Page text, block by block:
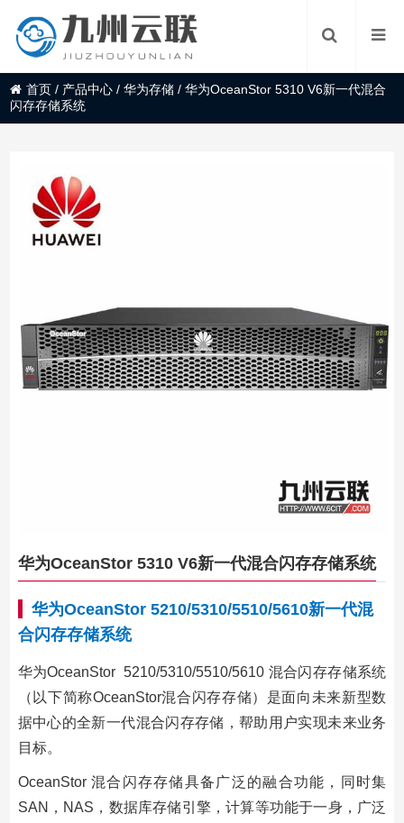
首页 / 产品中心 /华为存储 /华为OceanStor 5310 V6新一代混合
闪存存储系统
华为OceanStor 5310 V6新一代混合闪存存储系统
华为OceanStor 5210/5310/5510/5610新一代混
合闪存存储系统
华为OceanStor 5210/5310/5510/5610 混合闪存存储系统
（以下简称OceanStor混合闪存存储）是面向未来新型数
据中心的全新一代混合闪存存储，帮助用户实现未来业务
目标。
OceanStor 混合闪存存储具备广泛的融合功能，同时集
SAN，NAS，数据库存储引擎，计算等功能于一身，广泛